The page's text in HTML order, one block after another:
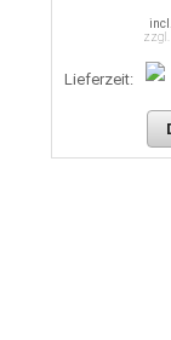
zzgl.
Lieferzeit: